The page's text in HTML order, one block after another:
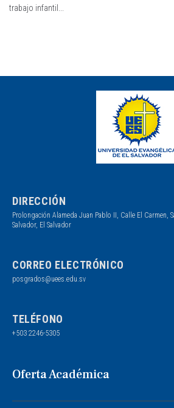
trabajo infantil...
DIRECCIÓN
Prolongación Alameda Juan Pablo II, Calle El Carmen,
Salvador, El Salvador
CORREO ELECTRÓNICO
posgrados@uees.edu.sv
TELÉFONO
+503 2246-5305
Oferta Académica